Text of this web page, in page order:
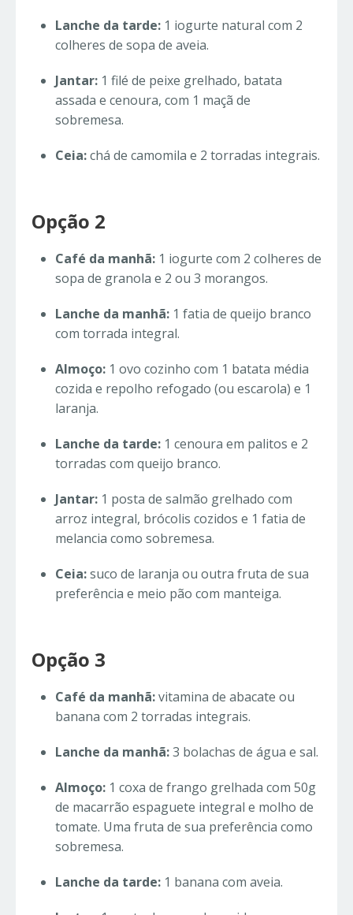
Lanche da tarde: 1 iogurte natural com 2
colheres de sopa de aveia.
Jantar: 1 filé de peixe grelhado, batata
assada e cenoura, com 1 maçã de
sobremesa.
Ceia:chá de camomila e 2 torradas integrais.
Opção 2
Café da manhã: 1 iogurte com 2 colheres de
sopa de granola e 2 ou 3 morangos.
Lanche da manhã: 1 fatia de queijo branco
com torrada integral.
Almoço: 1 ovo cozinho com 1 batata média
cozida e repolho refogado (ou escarola) e 1
laranja.
Lanche da tarde: 1 cenoura em palitos e 2
torradas com queijo branco.
Jantar: 1 posta de salmão grelhado com
arroz integral, brócolis cozidos e 1 fatia de
melancia como sobremesa.
Ceia:suco de laranja ou outra fruta de sua
preferência e meio pão com manteiga.
Opção 3
Café da manhã:vitamina de abacate ou
banana com 2 torradas integrais.
Lanche da manhã:3 bolachas de água e sal.
Almoço: 1 coxa de frango grelhada com 50g
de macarrão espaguete integral e molho de
tomate. Uma fruta de sua preferência como
sobremesa.
Lanche da tarde: 1 banana com aveia.